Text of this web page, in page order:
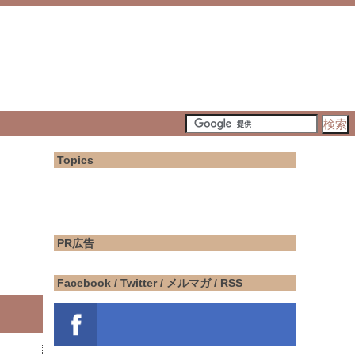
Topics
PR広告
Facebook / Twitter / メルマガ / RSS